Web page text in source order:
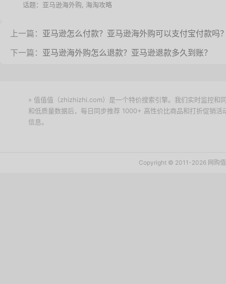
话题： 亚马逊海外购 海淘攻略
上一篇： 亚马逊怎么付款？亚马逊海外购可以支付宝付款吗
下一篇： 亚马逊海外购怎么退款？亚马逊退款多久到账？
» 值值值（zhizhizhi.com）是一个特价搜索引擎。我们实时监控和
和低质量数据后，每日同步推荐 1000+ 高性价比商品和打折促销
信息。
Copyright © 2011-2026 网购